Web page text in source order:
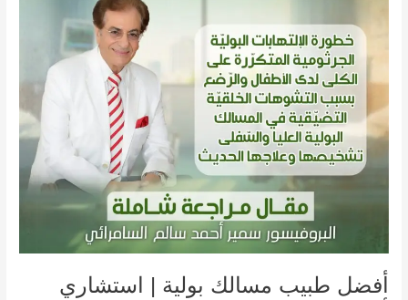
أفضل طبيب مسالك بولية | استشاري
وجراحة
المسالك
البولية